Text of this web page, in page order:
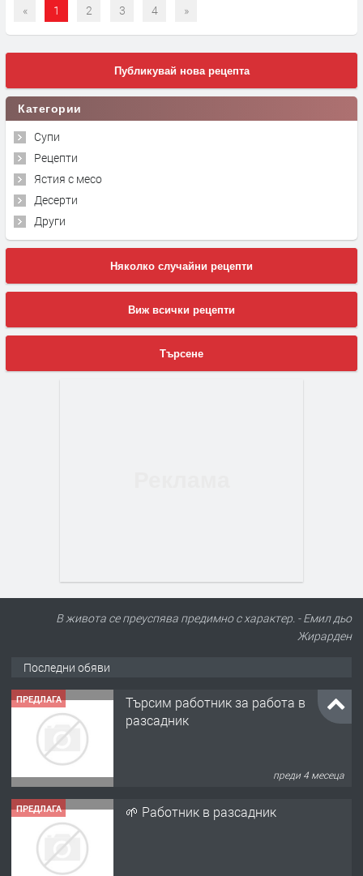
« 1 2 3 4 »
Публикувай нова рецепта
Категории
Супи
Рецепти
Ястия с месо
Десерти
Други
Няколко случайни рецепти
Виж всички рецепти
Търсене
В живота се преуспява предимно с характер. - Емил дьо
Жирарден
Последни обяви
ПРЕДЛАГА
Търсим работник за работа в
разсадник
преди 4 месеца
ПРЕДЛАГА 🌱 Работник в разсадник